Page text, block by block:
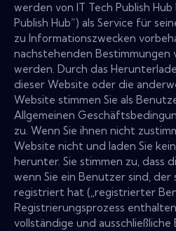
werden von IT Tech Publish
Publish Hub“) als Service für
zu Informationszwecken
nachstehenden Bestimmungen
werden. Durch das
dieser Website oder die
Website stimmen Sie als
Allgemeinen
zu. Wenn Sie ihnen nicht
Website nicht und laden Sie
herunter. Sie stimmen zu, dass
wenn Sie ein Benutzer sind,
registriert hat („registrierter
Registrierungsprozess
vollständige und ausschließliche